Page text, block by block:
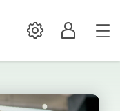
SettingsProfil